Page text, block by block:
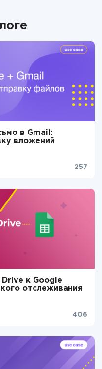
в Gmail:
вложений
257
к Google
отслеживания
406